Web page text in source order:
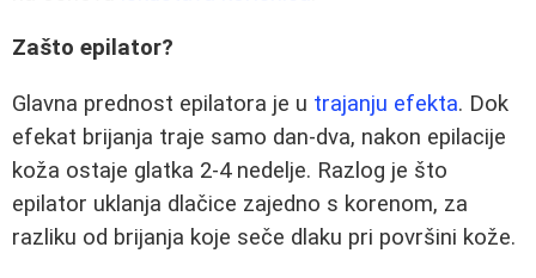
Zašto epilator?
Glavna prednost epilatora je u trajanju efekta. Dok
efekat brijanja traje samo dan-dva, nakon epilacije
koža ostaje glatka 2-4 nedelje. Razlog je što
epilator uklanja dlačice zajedno s korenom, za
razliku od brijanja koje seče dlaku pri površini kože.